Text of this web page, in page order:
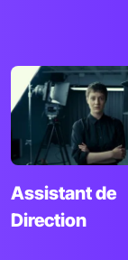
Assistantde
Direction